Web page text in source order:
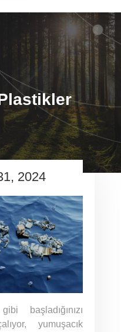
2024
başladığınızı
yumuşacık